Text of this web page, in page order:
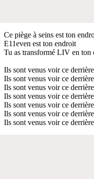
Ce piège à seins est ton
E11even est ton endroit
Tu as transformé LIV en
Ils sont venus voir ce
Ils sont venus voir ce
Ils sont venus voir ce
Ils sont venus voir ce derrière
Ils sont venus voir ce
Ils sont venus voir ce
Ils sont venus voir ce